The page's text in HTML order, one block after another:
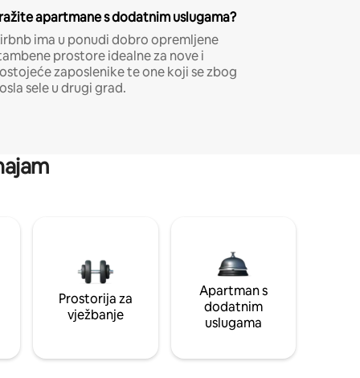
apartmane s dodatnim uslugama?
ima u ponudi dobro opremljene
prostore idealne za nove i
zaposlenike te one koji se zbog
sele u drugi grad.
Prostorija za
vježbanje
Apartman s
dodatnim
uslugama